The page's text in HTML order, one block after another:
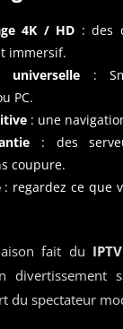
4K / HD : des
immersif.
universelle :
PC.
: une
: des
coupure.
: regardez ce que
fait du IPTV
divertissement
du spectateur